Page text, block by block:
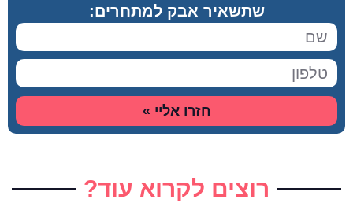
שתשאיר אבק למתחרים:
חזרו אליי »
רוצים לקרוא עוד?